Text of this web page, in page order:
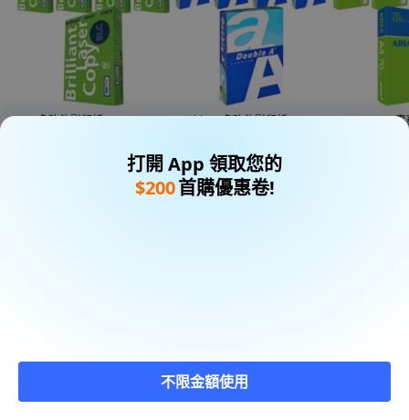
BLC 多功能影印紙 70p, A4,
Double A 多功能影印紙 70g,
$325
APRIL paper
70gsm, A4,
打開 App 領取您的
$200首購優惠卷!
不限金額使用